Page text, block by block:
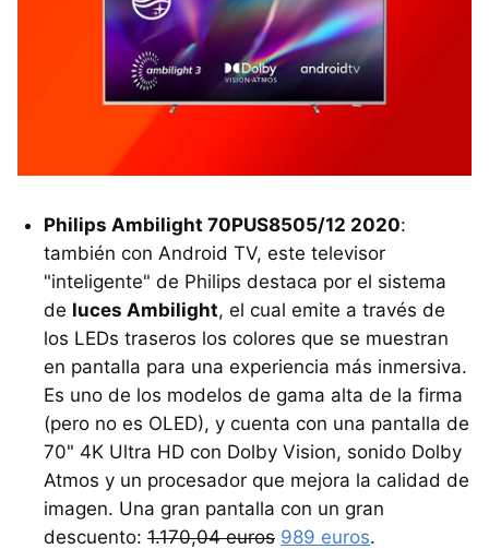
Philips Ambilight 70PUS8505/12 2020:
también con Android TV, este televisor
"inteligente" de Philips destaca por el sistema
de luces Ambilight, el cual emite a través de
los LEDs traseros los colores que se muestran
en pantalla para una experiencia más inmersiva.
Es uno de los modelos de gama alta de la firma
(pero no es OLED), y cuenta con una pantalla de
70" 4K Ultra HD con Dolby Vision, sonido Dolby
Atmos y un procesador que mejora la calidad de
imagen. Una gran pantalla con un gran
descuento: 1.170,04 euros 989 euros.